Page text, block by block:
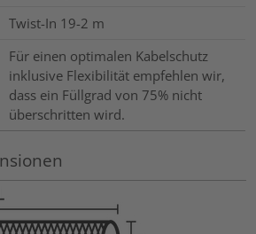
Twist-In 19-2 m
Für einen optimalen Kabelschutz
inklusive Flexibilität empfehlen wir,
dass ein Füllgrad von 75% nicht
überschritten wird.